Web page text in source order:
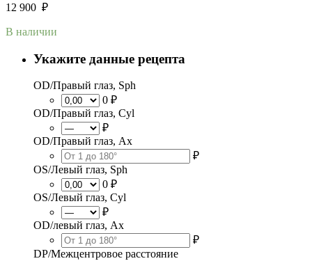
12 900 ₽
В наличии
Укажите данные рецепта
OD/Правый глаз, Sph
0 ₽
OD/Правый глаз, Cyl
₽
OD/Правый глаз, Ax
₽
OS/Левый глаз, Sph
0 ₽
OS/Левый глаз, Cyl
₽
OD/левый глаз, Ax
₽
DP/Межцентровое расстояние